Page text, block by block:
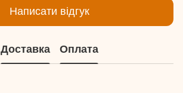
Написати відгук
Доставка Оплата